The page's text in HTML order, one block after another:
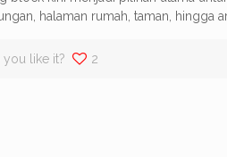
halaman rumah, taman, hingga
you like it? 2